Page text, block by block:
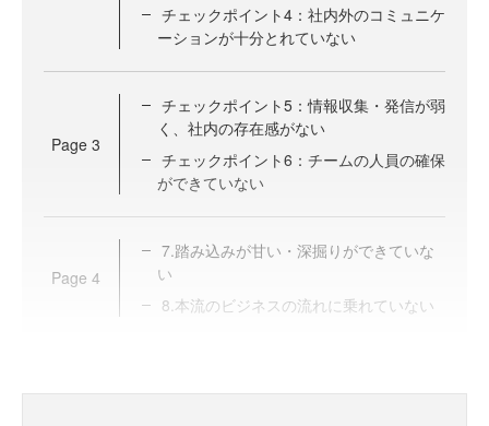
チェックポイント4：社内外のコミュニケ
ーションが十分とれていない
Page 3
チェックポイント5：情報収集・発信が弱
く、社内の存在感がない
チェックポイント6：チームの人員の確保
ができていない
Page 4
7.踏み込みが甘い・深掘りができていな
い
8.本流のビジネスの流れに乗れていない